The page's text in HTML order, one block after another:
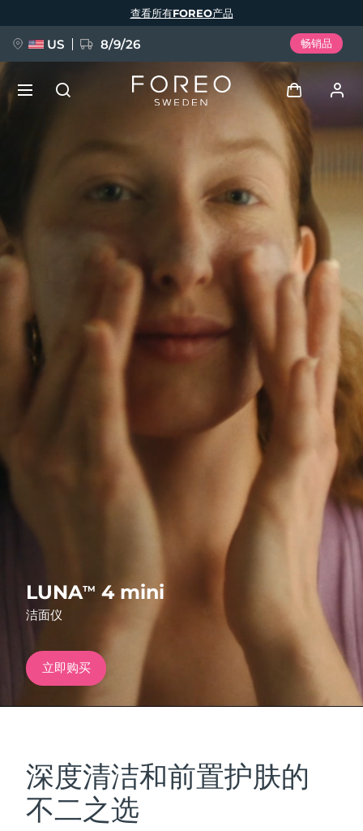
LUNATM 4 mini
洁面仪
立即购买
深度清洁和前置护肤的
不二之选
查看所有FOREO产品
US 8/9/26 畅销品
我的设备
我的订单
我的地址
我的订阅
BREAKING NEWS
issa™ Teeth Whitening Set
FAQ™ Dual LED Panel
红光疗法
面部清洁
Español
Português
Svenska
Русский
Türkçe
简体中文
发货国家
预计送达日期 8/9/26
预计送达日期8/8/26
预计送达日期 8/8/26
预计送达日期
德国
预计送达日期 8/12/26
巴林 预计送达日期8/9/26